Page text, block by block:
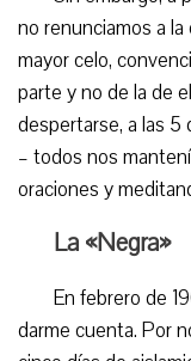
no renunciamos a
mayor celo,
parte y no de la de
despertarse, a las 5
– todos nos
oraciones y
La «Negra»
En febrero de
darme cuenta. Por